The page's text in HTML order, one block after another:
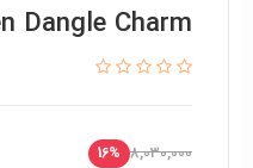
Dangle Charm
8,030,000
16%